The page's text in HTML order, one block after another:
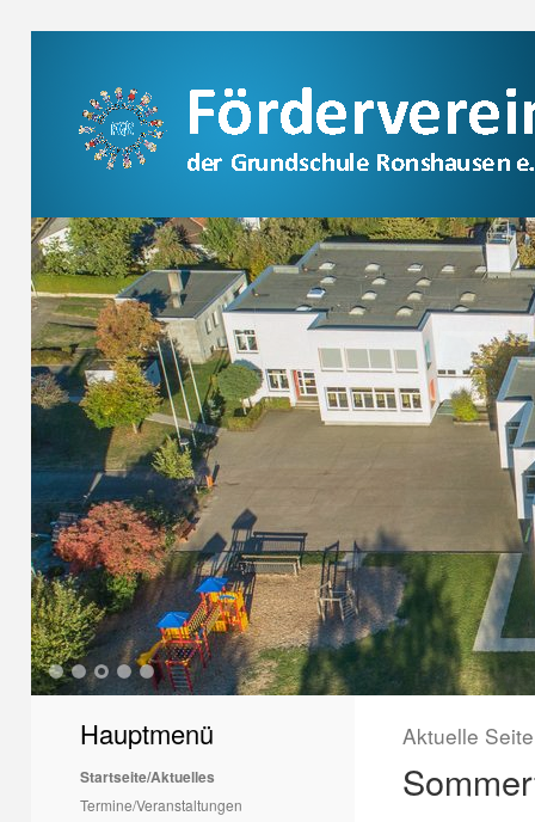
1 2 3 5
Hauptmenü
Startseite/Aktuelles
Termine/Veranstaltungen
Aktuelle